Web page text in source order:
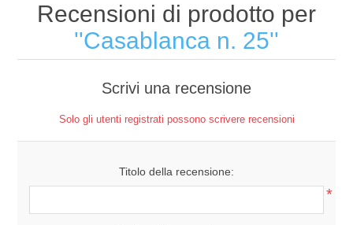
Recensioni di prodotto per
Casablanca n. 25
Scrivi una recensione
Solo gli utenti registrati possono scrivere recensioni
Titolo della recensione:
*